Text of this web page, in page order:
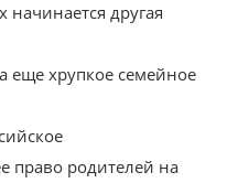
начинается другая
еще хрупкое семейное
право родителей на